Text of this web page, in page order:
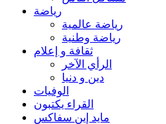
رياضة
رياضة عالمية
رياضة وطنية
ثقافة و إعلام
الرأي الآخر
دين و دنيا
الوفيات
القراء يكتبون
مايد إين سفاكس